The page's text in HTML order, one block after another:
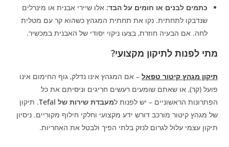
כתמים לבנים או חומים על הבד: אלו שיירי אבנית או מינרלים
שנדבקו לתחתית. נקו את תחתית המגהץ כשהוא קר עם מטלית
לחה. אם הבעיה חוזרת, בצעו ניקוי יסודי של האבנית במכשיר.
מתי לפנות לתיקון מקצועי?
תיקון מגהץ קיטור טפאל – אם המגהץ אינו נדלק, גוף החימום אינו
פועל (קר), או שאתם שומעים רעשים חריגים וניסיתם את כל
הפתרונות הראשוניים – יש לפנות למעבדת שירות של Tefal
. תיקון
של מגהץ קיטור מורכב דורש ידע מקצועי וחלקי חילוף מקוריים. ניסיון
תיקון עצמי עלול לגרום לנזק בלתי הפיך ולבטל את האחריות.